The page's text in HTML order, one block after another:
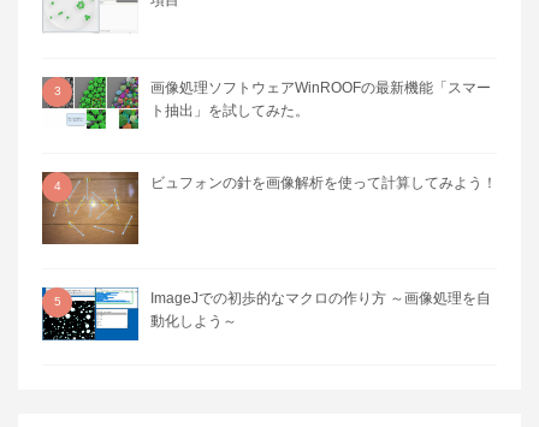
3
画像処理ソフトウェアWinROOFの最新機能「スマー
ト抽出」を試してみた。
4 ビュフォンの針を画像解析を使って計算してみよう！
5
ImageJでの初歩的なマクロの作り方 ～画像処理を自
動化しよう～